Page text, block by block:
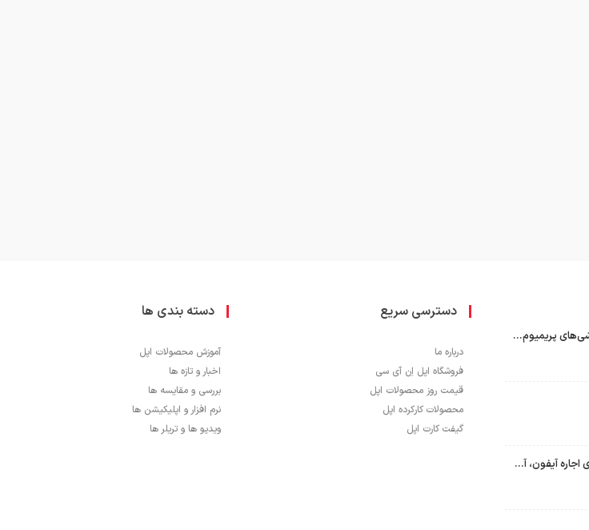
اپل با سهم ۶۵ درصدی همچنان فرمانروای بازار گوشی‌های پریمیوم جهان است
برنامه Apple Upgrade معرفی شد؛ شرایط اپل برای اجاره آیفون، آیپد، مک و اپل واچ
دسترسی سریع
درباره ما
فروشگاه اپل اِن آی سی
قیمت روز محصولات اپل
محصولات کارکرده اپل
گیفت کارت اپل
دسته بندی ها
آموزش محصولات اپل
اخبار و تازه ها
بررسی و مقایسه ها
نرم افزار و اپلیکیشن ها
ویدیو ها و تریلر ها